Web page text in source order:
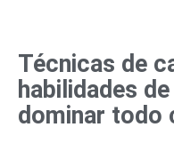
contenido
Técnicas de
habilidades
dominar todo